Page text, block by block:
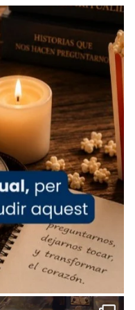
Vatican
news/2026-
papa-viaje-
ens
Tortosa, ha
la missa de Les